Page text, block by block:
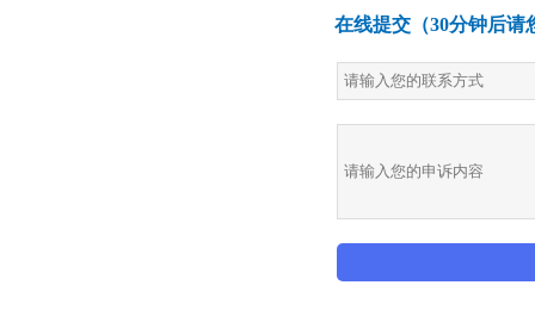
在线提交（30分钟后请